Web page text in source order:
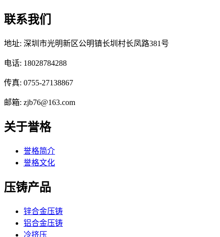
联系我们
地址: 深圳市光明新区公明镇长圳村长凤路381号
电话: 18028784288
传真: 0755-27138867
邮箱: zjb76@163.com
关于誉格
誉格简介
誉格文化
压铸产品
锌合金压铸
铝合金压铸
冷挤压